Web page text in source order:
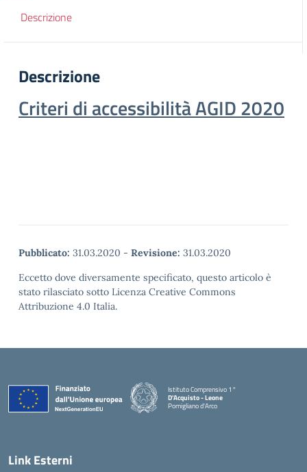
Descrizione
Descrizione
Criteri di accessibilità AGID 2020
Pubblicato: 31.03.2020 - Revisione: 31.03.2020
Eccetto dove diversamente specificato, questo articolo è
stato rilasciato sotto Licenza Creative Commons
Attribuzione 4.0 Italia.
Istituto Comprensivo 1°
D'Acquisto - Leone
Pomigliano d'Arco
— Visita la pagina iniziale della scuola
Link Esterni